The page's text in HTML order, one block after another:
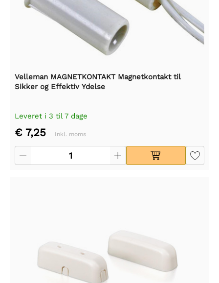
Velleman MAGNETKONTAKT Magnetkontakt til
Sikker og Effektiv Ydelse
Leveret i 3 til 7 dage
€ 7,25 Inkl. moms